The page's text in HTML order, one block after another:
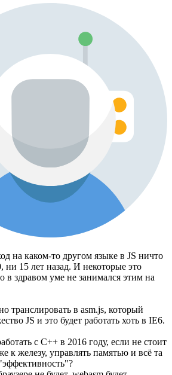
на каком-то другом языке в JS ничто
ни 15 лет назад. И некоторые это
в здравом уме не занимался этим на
транслировать в asm.js, который
JS и это будет работать хоть в IE6.
с C++ в 2016 году, если не стоит
к железу, управлять памятью и всё та